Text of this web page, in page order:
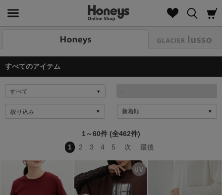
すべてのアイテム
絞り込み
1～60件 (全462件)
1
2 3 4 5 次 最後